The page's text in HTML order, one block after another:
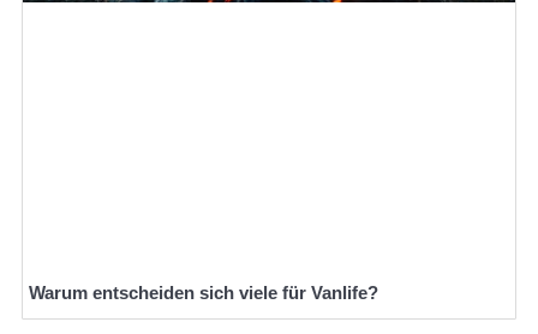
Warum entscheiden sich viele für Vanlife?